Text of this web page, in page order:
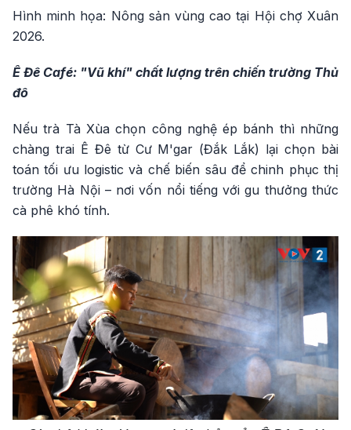
Hình minh họa: Nông sản vùng cao tại Hội chợ Xuân
2026.
Ê Đê Café: "Vũ khí" chất lượng trên chiến trường Thủ
đô
Nếu trà Tà Xùa chọn công nghệ ép bánh thì những
chàng trai Ê Đê từ Cư M'gar (Đắk Lắk) lại chọn bài
toán tối ưu logistic và chế biến sâu để chinh phục thị
trường Hà Nội – nơi vốn nổi tiếng với gu thưởng thức
cà phê khó tính.